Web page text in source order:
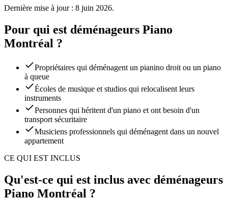
Dernière mise à jour : 8 juin 2026.
Pour qui est déménageurs Piano
Montréal ?
Propriétaires qui déménagent un pianino droit ou un piano
à queue
Écoles de musique et studios qui relocalisent leurs
instruments
Personnes qui héritent d'un piano et ont besoin d'un
transport sécuritaire
Musiciens professionnels qui déménagent dans un nouvel
appartement
CE QUI EST INCLUS
Qu'est-ce qui est inclus avec déménageurs
Piano Montréal ?